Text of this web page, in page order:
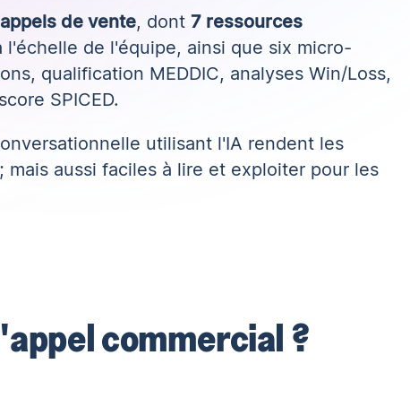
de vente, dont 7 ressources
de l'équipe, ainsi que six micro-
qualification MEDDIC, analyses Win/Loss,
SPICED.
utilisant l'IA rendent les
aussi faciles à lire et exploiter pour les
commercial ?